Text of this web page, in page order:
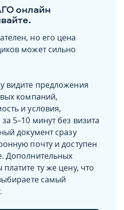
онлайн
но его цена
может сильно
видите предложения
компаний,
и условия,
5–10 минут без визита
документ сразу
почту и доступен
Дополнительных
ту же цену, что
самый